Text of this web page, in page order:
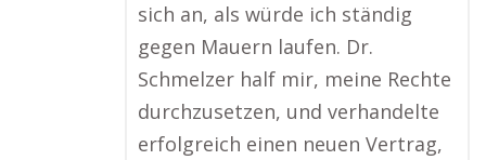
sich an, als würde ich ständig
gegen Mauern laufen. Dr.
Schmelzer half mir, meine Rechte
durchzusetzen, und verhandelte
erfolgreich einen neuen Vertrag,